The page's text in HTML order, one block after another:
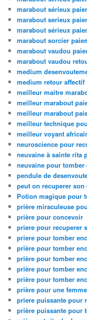
marabout sérieux
marabout serieux
marabout sérieux
marabout sorcier
marabout vaudou
marabout vaudou
medium
medium retour affectif
meilleur maitre
meilleur marabout
meilleur marabout
meilleur technique
meilleur voyant
neuroscience pour
neuvaine à sainte rita
neuvaine pour tomber
pendule de
peut on recuperer
Potion magique pour
prière miraculeuse
prière pour concevoir
priere pour recuperer
priere pour tomber
prière pour tomber
prière pour tomber
prière pour tomber
prière pour tomber
prière pour une
priere puissante pour
prière puissante pour